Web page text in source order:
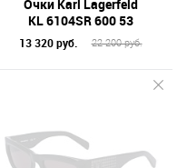
Очки Karl Lagerfeld
KL 6104SR 600 53
13 320 руб. 22 200 руб.